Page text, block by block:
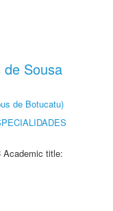
de Sousa
de Botucatu)
Academic title: